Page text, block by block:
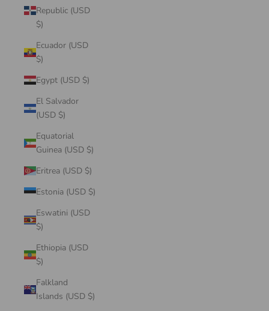
Republic (USD
$)
Ecuador (USD
$)
Egypt (USD $)
El Salvador
(USD $)
Equatorial
Guinea (USD $)
Eritrea (USD $)
Estonia (USD $)
Eswatini (USD
$)
Ethiopia (USD
$)
Falkland
Islands (USD $)